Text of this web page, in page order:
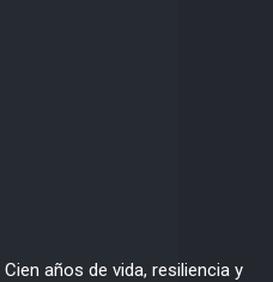
Cien años de vida, resiliencia y